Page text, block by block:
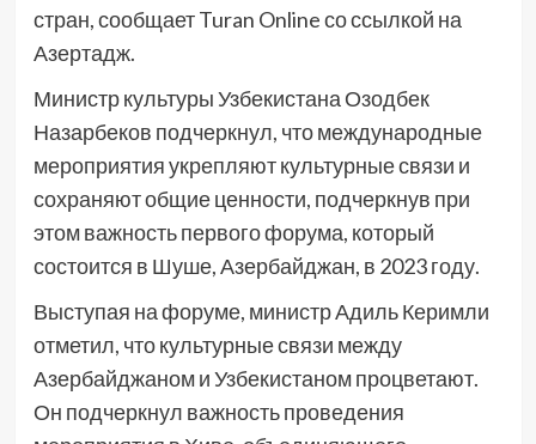
стран, сообщает Turan Online со ссылкой на
Азертадж.
Министр культуры Узбекистана Озодбек
Назарбеков подчеркнул, что международные
мероприятия укрепляют культурные связи и
сохраняют общие ценности, подчеркнув при
этом важность первого форума, который
состоится в Шуше, Азербайджан, в 2023 году.
Выступая на форуме, министр Адиль Керимли
отметил, что культурные связи между
Азербайджаном и Узбекистаном процветают.
Он подчеркнул важность проведения